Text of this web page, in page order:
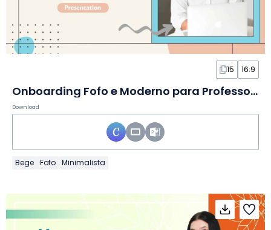
15 16:9
Onboarding Fofo e Moderno para Professores em Slides
Download
Bege Fofo Minimalista